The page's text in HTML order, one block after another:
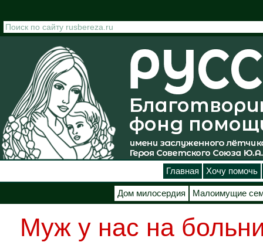
Главная Хочу помочь
Дом милосердия Малоимущие
Муж у нас на